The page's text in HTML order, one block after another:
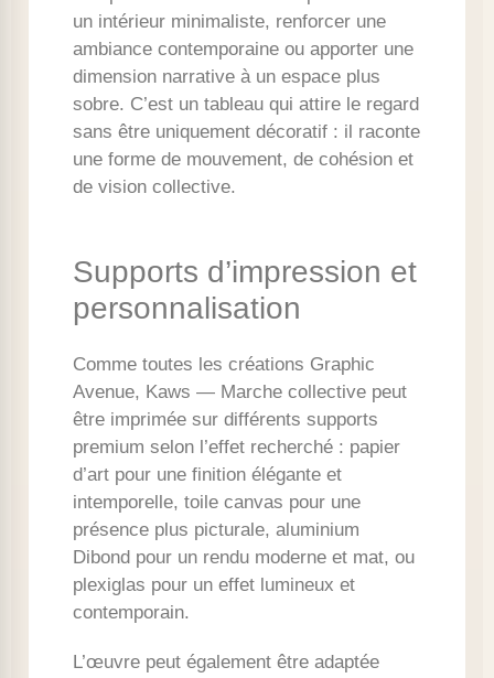
un intérieur minimaliste, renforcer une
ambiance contemporaine ou apporter une
dimension narrative à un espace plus
sobre. C’est un tableau qui attire le regard
sans être uniquement décoratif : il raconte
une forme de mouvement, de cohésion et
de vision collective.
Supports d’impression et
personnalisation
Comme toutes les créations Graphic
Avenue, Kaws — Marche collective peut
être imprimée sur différents supports
premium selon l’effet recherché : papier
d’art pour une finition élégante et
intemporelle, toile canvas pour une
présence plus picturale, aluminium
Dibond pour un rendu moderne et mat, ou
plexiglas pour un effet lumineux et
contemporain.
L’œuvre peut également être adaptée